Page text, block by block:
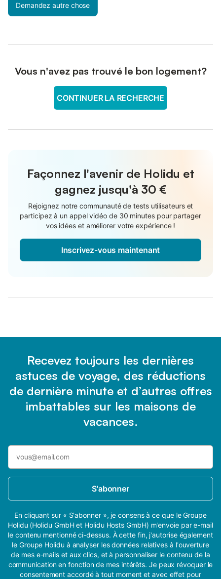
Demandez autre chose
Vous n'avez pas trouvé le bon logement?
CONTINUER LA RECHERCHE
Façonnez l'avenir de Holidu et
gagnez jusqu'à 30 €
Rejoignez notre communauté de tests utilisateurs et
participez à un appel vidéo de 30 minutes pour partager
vos idées et améliorer votre expérience !
Inscrivez-vous maintenant
Recevez toujours les dernières
astuces de voyage, des réductions
de dernière minute et d’autres offres
imbattables sur les maisons de
vacances.
S'abonner
En cliquant sur « S'abonner », je consens à ce que le Groupe
Holidu (Holidu GmbH et Holidu Hosts GmbH) m'envoie par e-mail
le contenu mentionné ci-dessus. À cette fin, j'autorise également
le Groupe Holidu à analyser les données relatives à l'ouverture
de mes e-mails et aux clics, et à personnaliser le contenu de la
communication en fonction de mes intérêts. Je peux révoquer le
consentement accordé à tout moment et avec effet pour